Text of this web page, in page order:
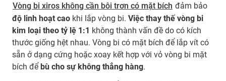
Vòng bi xiros không cần bôi trơn có mặt bích đảm bảo
độ linh hoạt cao khi lắp vòng bi. Việc thay thế vòng bi
kim loại theo tỷ lệ 1:1 không thành vấn đề do có kích
thước giống hệt nhau. Vòng bi có mặt bích để lắp vít có
sẵn ở dạng cứng hoặc xoay kết hợp với vỏ vòng bi mặt
bích để bù cho sự không thẳng hàng.